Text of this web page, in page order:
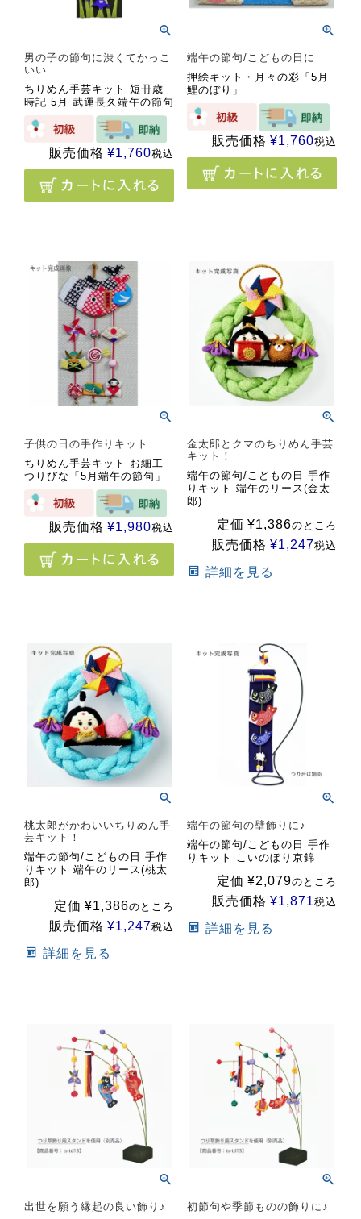
男の子の節句に渋くてかっこ
いい
ちりめん手芸キット 短冊歳
時記 5月 武運長久端午の節句
販売価格 ¥1,760税込
端午の節句/こどもの日に
押絵キット・月々の彩「5月
鯉のぼり」
販売価格 ¥1,760税込
子供の日の手作りキット
ちりめん手芸キット お細工
つりびな「5月端午の節句」
販売価格 ¥1,980税込
金太郎とクマのちりめん手芸
キット！
端午の節句/こどもの日 手作
りキット 端午のリース(金太
郎)
定価 ¥1,386のところ
販売価格 ¥1,247税込
詳細を見る
桃太郎がかわいいちりめん手
芸キット！
端午の節句/こどもの日 手作
りキット 端午のリース(桃太
郎)
定価 ¥1,386のところ
販売価格 ¥1,247税込
詳細を見る
端午の節句の壁飾りに♪
端午の節句/こどもの日 手作
りキット こいのぼり京錦
定価 ¥2,079のところ
販売価格 ¥1,871税込
詳細を見る
出世を願う縁起の良い飾り♪
初節句や季節ものの飾りに♪